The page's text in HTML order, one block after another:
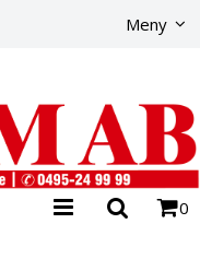
Meny
0